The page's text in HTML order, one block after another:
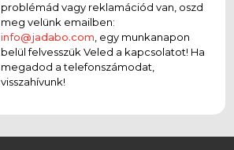
problémád vagy reklamációd van, oszd
meg velünk emailben:
info@jadabo.com , egy munkanapon
belül felvesszük Veled a kapcsolatot! Ha
megadod a telefonszámodat,
visszahívunk!